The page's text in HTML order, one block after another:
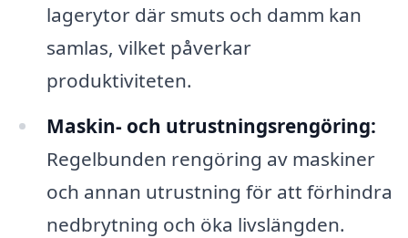
lagerytor där smuts och damm kan
samlas, vilket påverkar
produktiviteten.
Maskin- och utrustningsrengöring:
Regelbunden rengöring av maskiner
och annan utrustning för att förhindra
nedbrytning och öka livslängden.